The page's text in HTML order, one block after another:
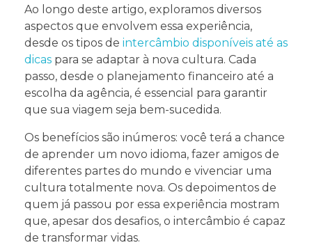
Ao longo deste artigo, exploramos diversos
aspectos que envolvem essa experiência,
desde os tipos de intercâmbio disponíveis até as
dicas para se adaptar à nova cultura. Cada
passo, desde o planejamento financeiro até a
escolha da agência, é essencial para garantir
que sua viagem seja bem-sucedida.
Os benefícios são inúmeros: você terá a chance
de aprender um novo idioma, fazer amigos de
diferentes partes do mundo e vivenciar uma
cultura totalmente nova. Os depoimentos de
quem já passou por essa experiência mostram
que, apesar dos desafios, o intercâmbio é capaz
de transformar vidas.